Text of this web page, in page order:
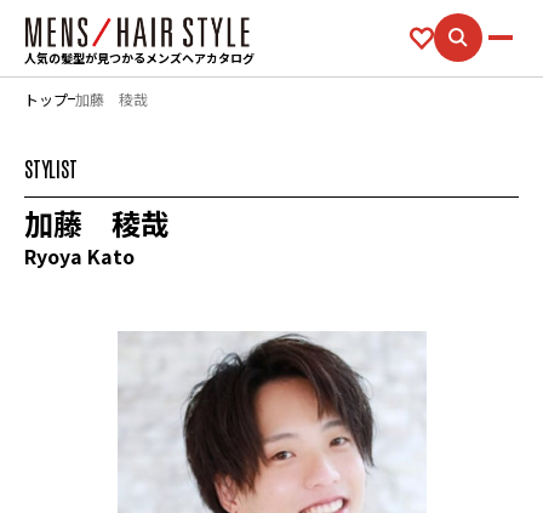
人気の髪型が見つかるメンズヘアカタログ
トップ 加藤 稜哉
STYLIST
加藤 稜哉
Ryoya Kato